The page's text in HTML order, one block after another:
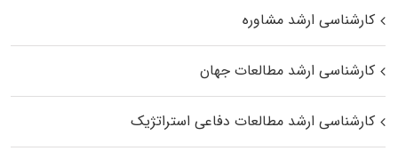
کارشناسی ارشد مشاوره
کارشناسی ارشد مطالعات جهان
کارشناسی ارشد مطالعات دفاعی استراتژیک